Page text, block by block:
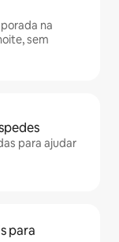
na
sem
para ajudar
para